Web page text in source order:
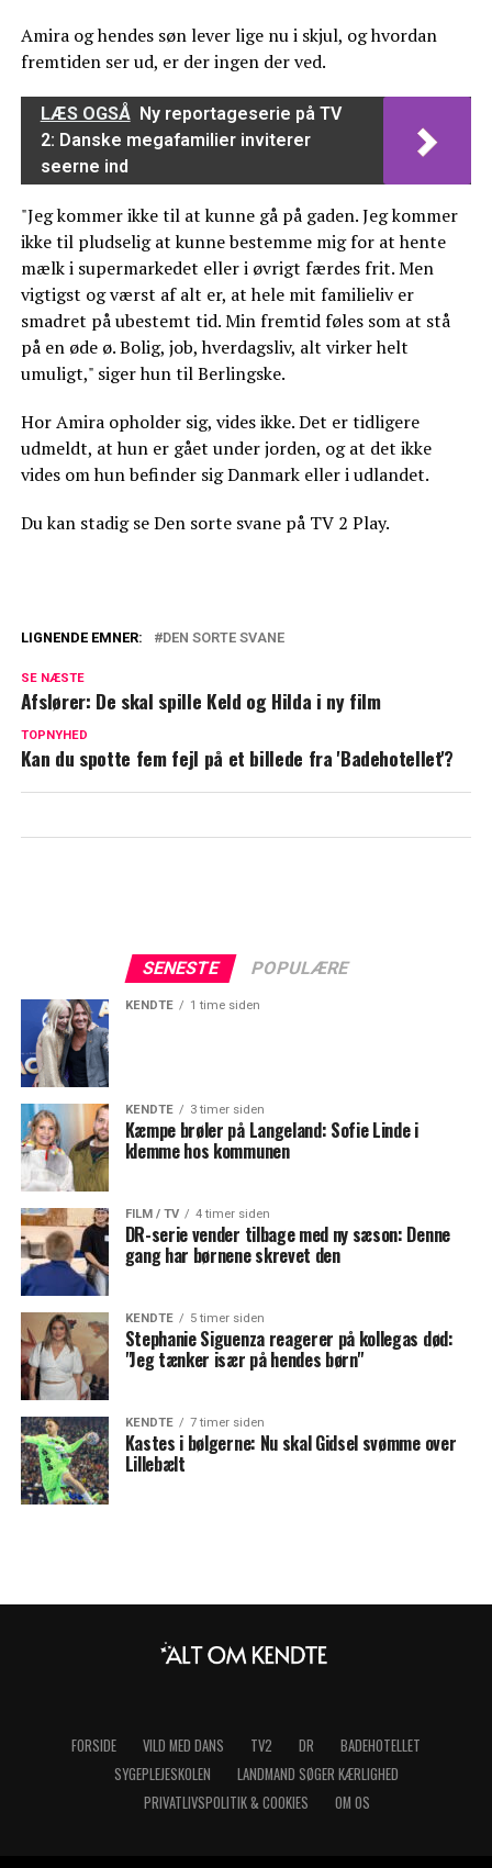
Amira og hendes søn lever lige nu i skjul, og hvordan
fremtiden ser ud, er der ingen der ved.
LÆS OGSÅ Ny reportageserie på TV
2: Danske megafamilier inviterer
seerne ind
"Jeg kommer ikke til at kunne gå på gaden. Jeg kommer
ikke til pludselig at kunne bestemme mig for at hente
mælk i supermarkedet eller i øvrigt færdes frit. Men
vigtigst og værst af alt er, at hele mit familieliv er
smadret på ubestemt tid. Min fremtid føles som at stå
på en øde ø. Bolig, job, hverdagsliv, alt virker helt
umuligt," siger hun til Berlingske.
Hor Amira opholder sig, vides ikke. Det er tidligere
udmeldt, at hun er gået under jorden, og at det ikke
vides om hun befinder sig Danmark eller i udlandet.
Du kan stadig se Den sorte svane på TV 2 Play.
svane'
frem: Nu fritstilles tre
LIGNENDE EMNER: DEN SORTE SVANE
SE NÆSTE
Afslører: De skal spille Keld og Hilda i ny film
TOPNYHED
Kan du spotte fem fejl på et billede fra 'Badehotellet'?
SENESTE POPULÆRE
KENDTE 1 time siden
KENDTE 3 timer siden
Kæmpe brøler på Langeland: Sofie Linde i
klemme hos kommunen
FILM / TV 4 timer siden
DR-serie vender tilbage med ny sæson: Denne
gang har børnene skrevet den
KENDTE 5 timer siden
Stephanie Siguenza reagerer på kollegas død:
"Jeg tænker især på hendes børn"
KENDTE 7 timer siden
Kastes i bølgerne: Nu skal Gidsel svømme over
Lillebælt
FORSIDE VILD MED DANS TV2 DR
BADEHOTELLET
SYGEPLEJESKOLEN
LANDMAND SØGER KÆRLIGHED
PRIVATLIVSPOLITIK & COOKIES
OM OS